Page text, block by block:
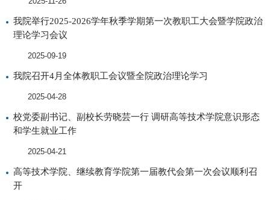
我院举行2025-2026学年秋季学期第一次教职工大会暨学院政治
理论学习会议
2025-09-19
我院召开4月全体教职工会议暨全院政治理论学习
2025-04-28
校党委副书记、副校长劳晓芸一行 调研高等技术学院意识形态
和学生就业工作
2025-04-21
高等技术学院、继续教育学院第一届教代会第一次会议顺利召
开